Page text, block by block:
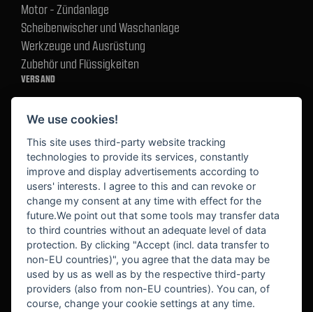
Motor - Zündanlage
Scheibenwischer und Waschanlage
Werkzeuge und Ausrüstung
Zubehör und Flüssigkeiten
VERSAND
BEKANNT AUS
We use cookies!
This site uses third-party website tracking
technologies to provide its services, constantly
improve and display advertisements according to
users' interests. I agree to this and can revoke or
change my consent at any time with effect for the
future.We point out that some tools may transfer data
to third countries without an adequate level of data
protection. By clicking "Accept (incl. data transfer to
non-EU countries)", you agree that the data may be
used by us as well as by the respective third-party
providers (also from non-EU countries). You can, of
course, change your cookie settings at any time.